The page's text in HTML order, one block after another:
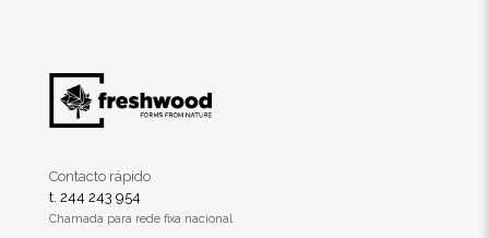
Contacto rápido
t. 244 243 954
Chamada para rede fixa nacional